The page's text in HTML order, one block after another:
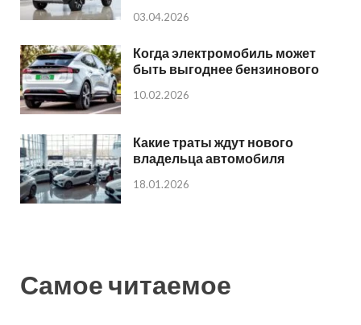
03.04.2026
Когда электромобиль может
быть выгоднее бензинового
10.02.2026
Какие траты ждут нового
владельца автомобиля
18.01.2026
Самое читаемое